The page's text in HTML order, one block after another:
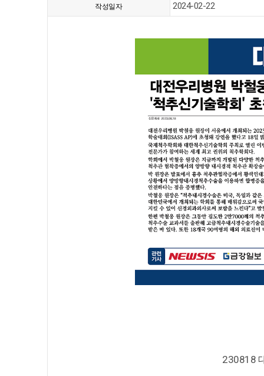
작성일자 2024-02-22
230818